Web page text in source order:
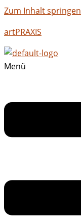
Zum Inhalt springen
artPRAXIS
Menü